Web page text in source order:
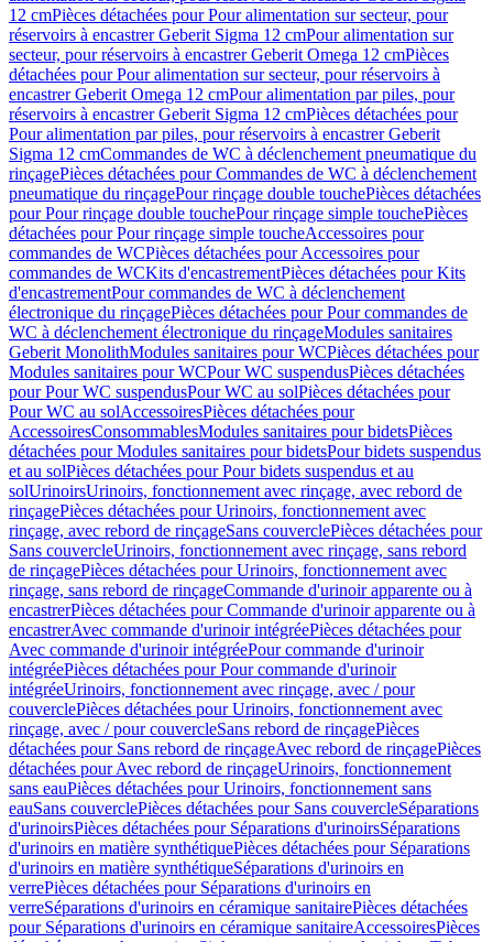
12 cmPièces détachées pour Pour alimentation sur secteur, pour
réservoirs à encastrer Geberit Sigma 12 cmPour alimentation sur
secteur, pour réservoirs à encastrer Geberit Omega 12 cmPièces
détachées pour Pour alimentation sur secteur, pour réservoirs à
encastrer Geberit Omega 12 cmPour alimentation par piles, pour
réservoirs à encastrer Geberit Sigma 12 cmPièces détachées pour
Pour alimentation par piles, pour réservoirs à encastrer Geberit
Sigma 12 cmCommandes de WC à déclenchement pneumatique du
rinçagePièces détachées pour Commandes de WC à déclenchement
pneumatique du rinçagePour rinçage double touchePièces détachées
pour Pour rinçage double touchePour rinçage simple touchePièces
détachées pour Pour rinçage simple toucheAccessoires pour
commandes de WCPièces détachées pour Accessoires pour
commandes de WCKits d'encastrementPièces détachées pour Kits
d'encastrementPour commandes de WC à déclenchement
électronique du rinçagePièces détachées pour Pour commandes de
WC à déclenchement électronique du rinçageModules sanitaires
Geberit MonolithModules sanitaires pour WCPièces détachées pour
Modules sanitaires pour WCPour WC suspendusPièces détachées
pour Pour WC suspendusPour WC au solPièces détachées pour
Pour WC au solAccessoiresPièces détachées pour
AccessoiresConsommablesModules sanitaires pour bidetsPièces
détachées pour Modules sanitaires pour bidetsPour bidets suspendus
et au solPièces détachées pour Pour bidets suspendus et au
solUrinoirsUrinoirs, fonctionnement avec rinçage, avec rebord de
rinçagePièces détachées pour Urinoirs, fonctionnement avec
rinçage, avec rebord de rinçageSans couverclePièces détachées pour
Sans couvercleUrinoirs, fonctionnement avec rinçage, sans rebord
de rinçagePièces détachées pour Urinoirs, fonctionnement avec
rinçage, sans rebord de rinçageCommande d'urinoir apparente ou à
encastrerPièces détachées pour Commande d'urinoir apparente ou à
encastrerAvec commande d'urinoir intégréePièces détachées pour
Avec commande d'urinoir intégréePour commande d'urinoir
intégréePièces détachées pour Pour commande d'urinoir
intégréeUrinoirs, fonctionnement avec rinçage, avec / pour
couverclePièces détachées pour Urinoirs, fonctionnement avec
rinçage, avec / pour couvercleSans rebord de rinçagePièces
détachées pour Sans rebord de rinçageAvec rebord de rinçagePièces
détachées pour Avec rebord de rinçageUrinoirs, fonctionnement
sans eauPièces détachées pour Urinoirs, fonctionnement sans
eauSans couverclePièces détachées pour Sans couvercleSéparations
d'urinoirsPièces détachées pour Séparations d'urinoirsSéparations
d'urinoirs en matière synthétiquePièces détachées pour Séparations
d'urinoirs en matière synthétiqueSéparations d'urinoirs en
verrePièces détachées pour Séparations d'urinoirs en
verreSéparations d'urinoirs en céramique sanitairePièces détachées
pour Séparations d'urinoirs en céramique sanitaireAccessoiresPièces